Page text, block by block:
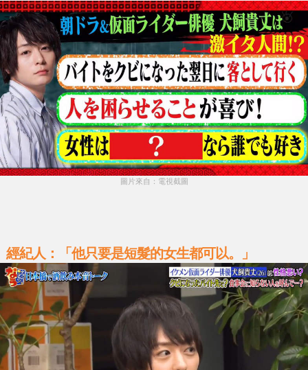
圖片來自：電視截圖
經紀人：「他只要是短髮的女生都可以。」